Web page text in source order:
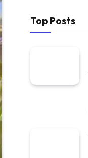
Top Posts